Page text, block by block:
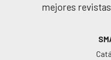
mejores